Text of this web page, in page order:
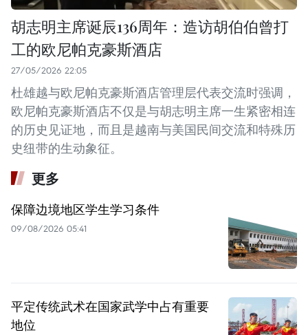
胡志明主席诞辰136周年：造访胡伯伯曾打
工的欧尼帕克豪斯酒店
27/05/2026 22:05
杜雄越与欧尼帕克豪斯酒店管理层代表交流时强调，
欧尼帕克豪斯酒店不仅是与胡志明主席一生紧密相连
的历史见证地，而且是越南与美国民间交流和特殊历
史纽带的生动象征。
更多
保障边境地区学生学习条件
09/08/2026 05:41
平定传统武术在国家武学中占有重要
地位